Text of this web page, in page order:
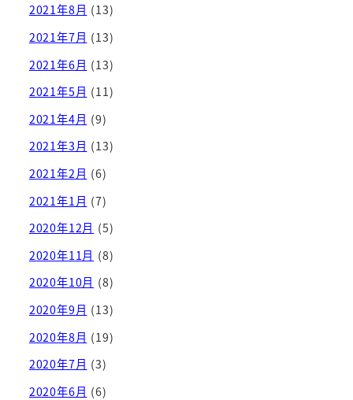
2021年8月 (13)
2021年7月 (13)
2021年6月 (13)
2021年5月 (11)
2021年4月 (9)
2021年3月 (13)
2021年2月 (6)
2021年1月 (7)
2020年12月 (5)
2020年11月 (8)
2020年10月 (8)
2020年9月 (13)
2020年8月 (19)
2020年7月 (3)
2020年6月 (6)